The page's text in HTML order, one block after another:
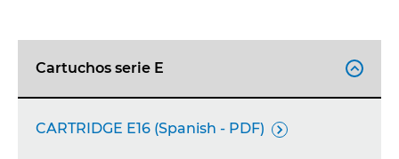
Cartuchos serie E 
CARTRIDGE E16 (Spanish - PDF) 